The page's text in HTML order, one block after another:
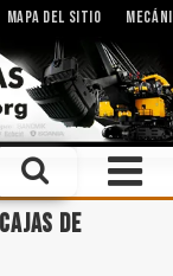
MAPA DEL SITIO
Minería Lubricantes
DE